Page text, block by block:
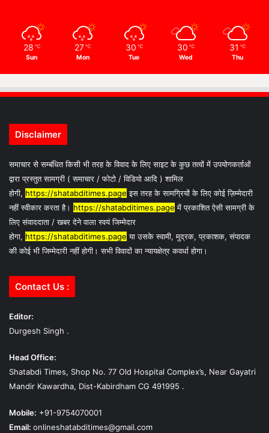
28 ℃
Sun
27 ℃
Mon
30 ℃
Tue
30 ℃
Wed
31 ℃
Thu
Disclaimer
समाचार से सम्बंधित किसी भी तरह के विवाद के लिए साइट के कुछ तत्वों में उपयोगकर्ताओं
द्वारा प्रस्तुत सामग्री ( समाचार / फोटो / विडियो आदि ) शामिल
होगी, https://shatabditimes.page इस तरह के सामग्रियों के लिए कोई ज़िम्मेदारी
नहीं स्वीकार करता है। https://shatabditimes.page में प्रकाशित ऐसी सामग्री के
लिए संवाददाता / खबर देने वाला स्वयं जिम्मेदार
होगा, https://shatabditimes.page या उसके स्वामी, मुद्रक, प्रकाशक, संपादक
की कोई भी जिम्मेदारी नहीं होगी। सभी विवादों का न्यायक्षेत्र कवर्धा होगा।
Contact Us :
Editor:
Durgesh Singh .
Head Office:
Shatabdi Times, Shop No. 77 Old Hospital Complex’s, Near Gayatri
Mandir Kawardha, Dist-Kabirdham CG 491995 .
Mobile: +91-9754070001
Email: onlineshatabditimes@gmail.com